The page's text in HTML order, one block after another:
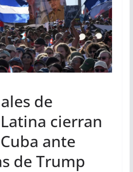
de
cierran
ante
de Trump